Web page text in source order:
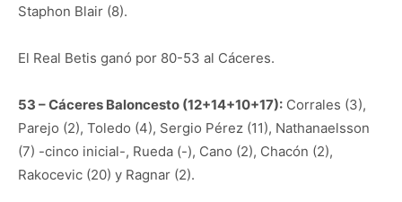
Staphon Blair (8).
El Real Betis ganó por 80-53 al Cáceres.
53 – Cáceres Baloncesto (12+14+10+17): Corrales (3),
Parejo (2), Toledo (4), Sergio Pérez (11), Nathanaelsson
(7) -cinco inicial-, Rueda (-), Cano (2), Chacón (2),
Rakocevic (20) y Ragnar (2).